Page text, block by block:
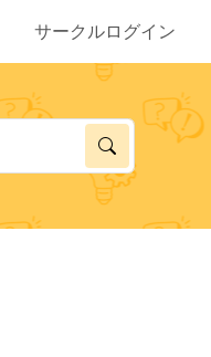
サークルログイン